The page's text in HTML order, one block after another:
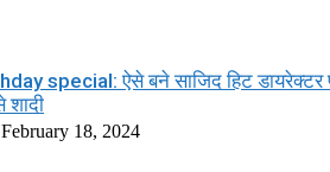
special: ऐसे बने साजिद हिट डायरेक्टर
शादी
February 18, 2024